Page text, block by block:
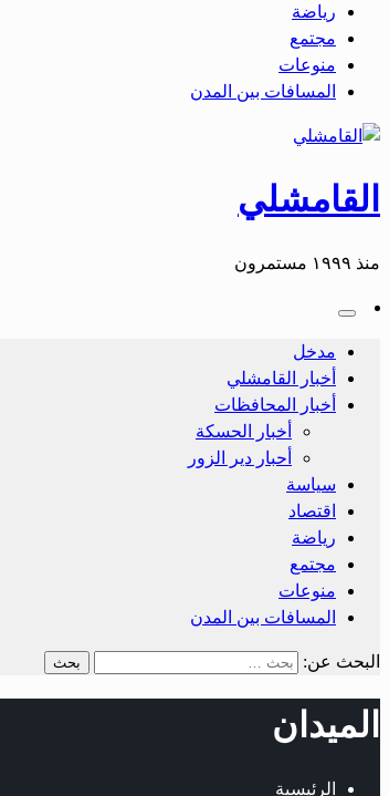
رياضة
مجتمع
منوعات
المسافات بين المدن
القامشلي
منذ ١٩٩٩ مستمرون
مدخل
أخبار القامشلي
أخبار المحافظات
أخبار الحسكة
أحبار دير الزور
سياسة
اقتصاد
رياضة
مجتمع
منوعات
المسافات بين المدن
البحث عن:
الميدان
الرئيسية